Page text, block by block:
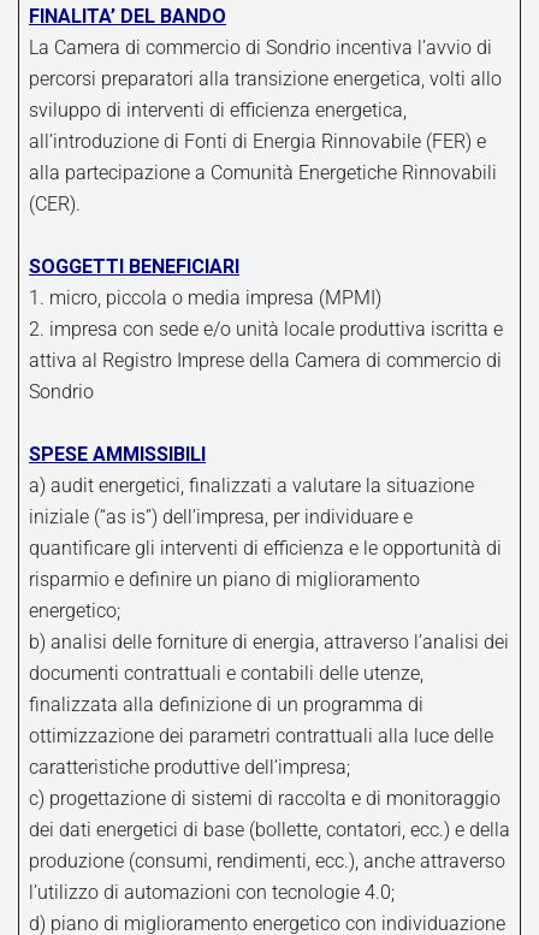
FINALITA’ DEL BANDO
La Camera di commercio di Sondrio incentiva l’avvio di
percorsi preparatori alla transizione energetica, volti allo
sviluppo di interventi di efficienza energetica,
all’introduzione di Fonti di Energia Rinnovabile (FER) e
alla partecipazione a Comunità Energetiche Rinnovabili
(CER).
SOGGETTI BENEFICIARI
1. micro, piccola o media impresa (MPMI)
2. impresa con sede e/o unità locale produttiva iscritta e
attiva al Registro Imprese della Camera di commercio di
Sondrio
SPESE AMMISSIBILI
a) audit energetici, finalizzati a valutare la situazione
iniziale (“as is”) dell’impresa, per individuare e
quantificare gli interventi di efficienza e le opportunità di
risparmio e definire un piano di miglioramento
energetico;
b) analisi delle forniture di energia, attraverso l’analisi dei
documenti contrattuali e contabili delle utenze,
finalizzata alla definizione di un programma di
ottimizzazione dei parametri contrattuali alla luce delle
caratteristiche produttive dell’impresa;
c) progettazione di sistemi di raccolta e di monitoraggio
dei dati energetici di base (bollette, contatori, ecc.) e della
produzione (consumi, rendimenti, ecc.), anche attraverso
l’utilizzo di automazioni con tecnologie 4.0;
d) piano di miglioramento energetico con individuazione